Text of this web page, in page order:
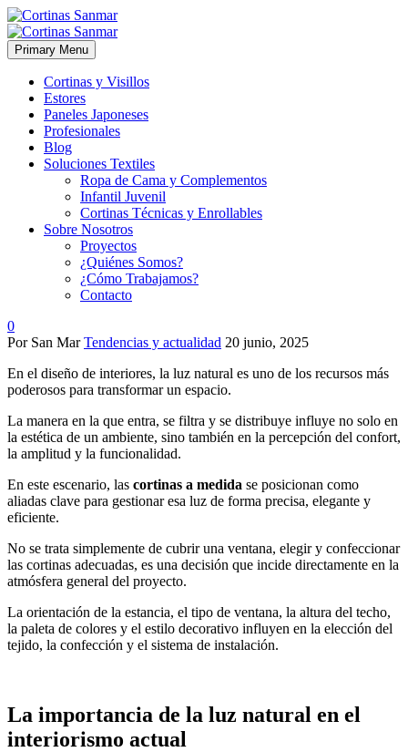
Primary Menu
Cortinas y Visillos
Estores
Paneles Japoneses
Profesionales
Blog
Soluciones Textiles
Ropa de Cama y Complementos
Infantil Juvenil
Cortinas Técnicas y Enrollables
Sobre Nosotros
Proyectos
¿Quiénes Somos?
¿Cómo Trabajamos?
Contacto
0
Por San Mar Tendencias y actualidad 20 junio, 2025
En el diseño de interiores, la luz natural es uno de los recursos más
poderosos para transformar un espacio.
La manera en la que entra, se filtra y se distribuye influye no solo en
la estética de un ambiente, sino también en la percepción del confort,
la amplitud y la funcionalidad.
En este escenario, las cortinas a medida se posicionan como
aliadas clave para gestionar esa luz de forma precisa, elegante y
eficiente.
No se trata simplemente de cubrir una ventana, elegir y confeccionar
las cortinas adecuadas, es una decisión que incide directamente en la
atmósfera general del proyecto.
La orientación de la estancia, el tipo de ventana, la altura del techo,
la paleta de colores y el estilo decorativo influyen en la elección del
tejido, la confección y el sistema de instalación.
La importancia de la luz natural en el
interiorismo actual